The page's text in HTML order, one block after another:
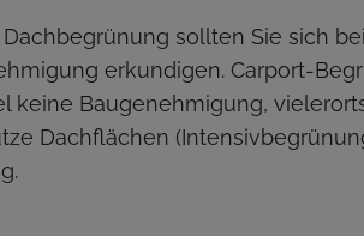
sollten Sie sich
erkundigen. Carport-
keine Baugenehmigung,
Dachflächen